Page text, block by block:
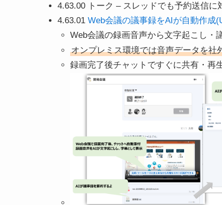
4.63.00 トーク – スレッドでも予約送信に
4.63.01 Web会議の議事録をAIが自動作成
Web会議の録画音声から文字起こし・
オンプレミス環境では音声データを社
録画完了後チャットですぐに共有・再